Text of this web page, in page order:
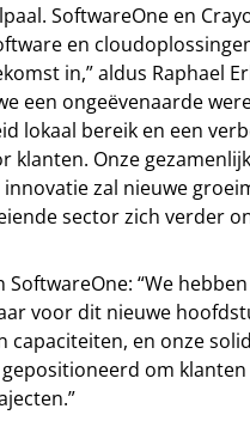
SoftwareOne en
en
in,” aldus Raphael
een ongeëvenaarde
lokaal bereik en een
klanten. Onze
zal nieuwe
sector zich verder
SoftwareOne: “We
voor dit nieuwe
capaciteiten, en onze
om